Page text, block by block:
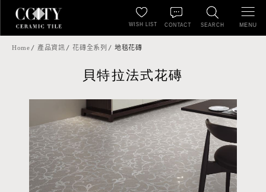
SEARCH
WISH LIST CONTACT MENU
Home 產品資訊 花磚全系列 地毯花磚
貝特拉法式花磚